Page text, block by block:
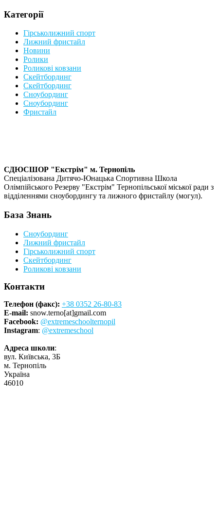
Категорії
Гірськолижний спорт
Лижний фристайл
Новини
Ролики
Роликові ковзани
Скейтбординг
Скейтбординг
Сноубординг
Сноубординг
Фристайл
СДЮСШОР "Екстрім" м. Тернопіль
Спеціалізована Дитячо-Юнацька Спортивна Школа
Олімпійського Резерву "Екстрім" Тернопільської міської ради з
відділеннями сноубордингу та лижного фристайлу (могул).
База Знань
Сноубординг
Лижний фристайл
Гірськолижний спорт
Скейтбординг
Роликові ковзани
Контакти
Телефон (факс): +38 0352 26-80-83
E-mail: snow.terno[at]gmail.com
Facebook: @extremeschoolternopil
Instagram: @extremeschool
Адреса школи:
вул. Київська, 3Б
м. Тернопіль
Україна
46010